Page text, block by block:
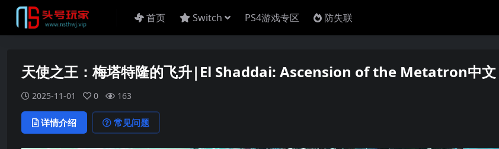
首页 Switch PS4游戏专区 防失联
天使之王：梅塔特隆的飞升|El Shaddai: Ascension of the Metatron中文
2025-11-01 0 163
详情介绍 常见问题